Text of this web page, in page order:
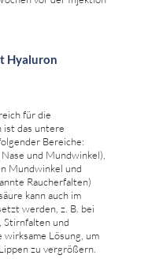
Hyaluron
für die
ist das untere
Bereiche:
und Mundwinkel),
Mundwinkel und
Raucherfalten)
kann auch im
werden, z. B. bei
Stirnfalten und
Lösung, um
zu vergrößern.